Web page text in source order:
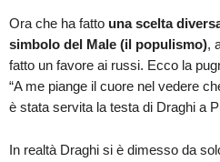
Ora che ha fatto una scelta
simbolo del Male (il populismo),
fatto un favore ai russi. Ecco la
“A me piange il cuore nel vedere
è stata servita la testa di Draghi a
In realtà Draghi si è dimesso da